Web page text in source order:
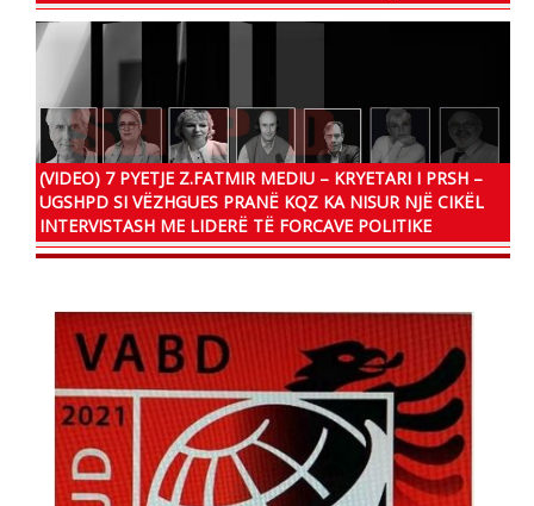
(VIDEO) 7 PYETJE Z.FATMIR MEDIU – KRYETARI I PRSH –
UGSHPD SI VËZHGUES PRANË KQZ KA NISUR NJË CIKËL
INTERVISTASH ME LIDERË TË FORCAVE POLITIKE